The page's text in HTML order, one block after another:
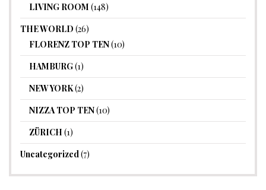
LIVING ROOM (148)
THE WORLD (26)
FLORENZ TOP TEN(10)
HAMBURG(1)
NEW YORK(2)
NIZZA TOP TEN(10)
ZÜRICH (1)
Uncategorized (7)